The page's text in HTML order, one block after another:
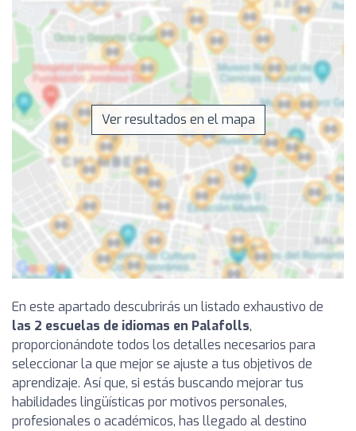
Ver resultados en el mapa
En este apartado descubrirás un listado exhaustivo de
las 2 escuelas de idiomas en Palafolls,
proporcionándote todos los detalles necesarios para
seleccionar la que mejor se ajuste a tus objetivos de
aprendizaje. Así que, si estás buscando mejorar tus
habilidades lingüísticas por motivos personales,
profesionales o académicos, has llegado al destino